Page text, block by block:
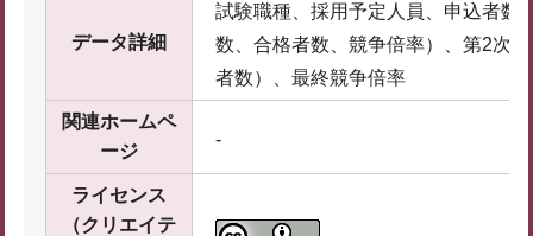
データ詳細
試験職種、採用予定人員、申込者数
数、合格者数、競争倍率）、第2次
者数）、最終競争倍率
関連ホームペ
ージ
-
ライセンス
（クリエイテ